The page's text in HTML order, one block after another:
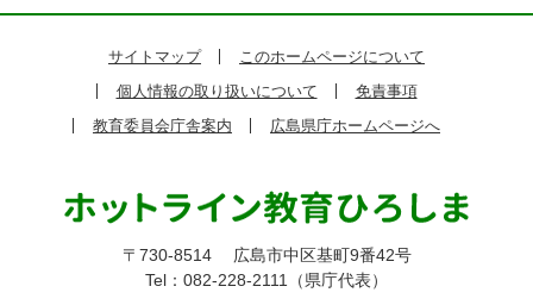
サイトマップ
このホームページについて
個人情報の取り扱いについて
免責事項
教育委員会庁舎案内
広島県庁ホームページへ
〒730-8514
広島市中区基町9番42号
Tel：082-228-2111（県庁代表）